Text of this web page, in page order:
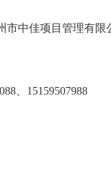
中佳项目管理有限
、15159507988